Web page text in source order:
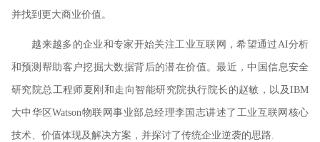
并找到更大商业价值。
越来越多的企业和专家开始关注工业互联网，希望通过AI分析
和预测帮助客户挖掘大数据背后的潜在价值。最近，中国信息安全
研究院总工程师夏刚和走向智能研究院执行院长的赵敏，以及IBM
大中华区Watson物联网事业部总经理李国志讲述了工业互联网核心
技术、价值体现及解决方案，并探讨了传统企业逆袭的思路.